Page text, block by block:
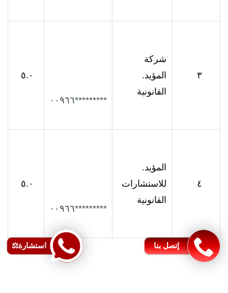
شركة
المؤيد.
القانونية
*********٠٠٩٦٦
المؤيد.
للاستشارات
القانونية
*********٠٠٩٦٦
إتصل بنا استشارة⚖️